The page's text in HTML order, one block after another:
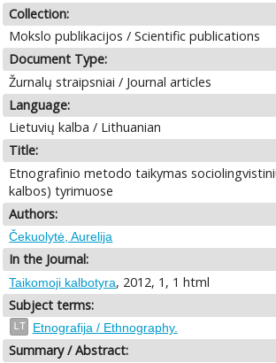
Collection:
Mokslo publikacijos / Scientific publications
Document Type:
Žurnalų straipsniai / Journal articles
Language:
Lietuvių kalba / Lithuanian
Title:
Etnografinio metodo taikymas
kalbos) tyrimuose
Authors:
Čekuolytė, Aurelija
In the Journal:
Taikomoji kalbotyra, 2012, 1, 1 html
Subject terms:
LT Etnografija / Ethnography.
Summary / Abstract: